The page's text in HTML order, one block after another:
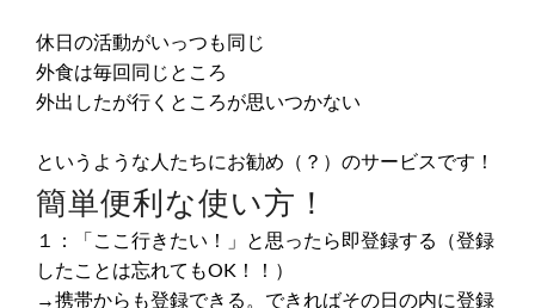
休日の活動がいっつも同じ
外食は毎回同じところ
外出したが行くところが思いつかない
というような人たちにお勧め（？）のサービスです！
簡単便利な使い方！
１：「ここ行きたい！」と思ったら即登録する（登録
したことは忘れてもOK！！）
→携帯からも登録できる。できればその日の内に登録